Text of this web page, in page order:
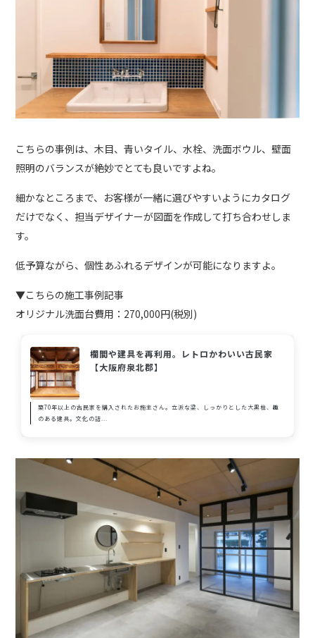
こちらの事例は、木目、青いタイル、水栓、洗面ボウル、壁面
照明のバランスが絶妙でとても良いですよね。
細かなところまで、お客様が一緒に選びやすいようにカタログ
だけでなく、担当デザイナーが図面を作成して打ち合わせしま
す。
低予算ながら、個性あふれるデザインが可能になりますよ。
▼こちらの施工事例記事
オリジナル洗面台費用：270,000円(税別)
欄間や建具を再利用。レトロかわいい古民家
【大阪府泉北郡】
築70年以上の古民家を購入されたお施主さん。立派な梁、しっかりとした大黒柱、趣
のある建具。文化の詰...